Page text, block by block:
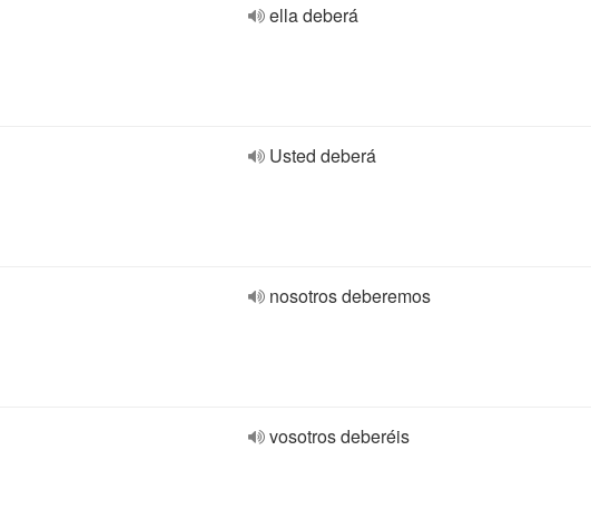
ella deberá
Usted deberá
nosotros deberemos
vosotros deberéis